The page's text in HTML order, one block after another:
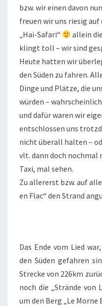
bzw. wir einen davon
freuen wir uns riesig
„Hai-Safari“
allein
klingt toll – wir sind
Heute hatten wir
den Süden zu fahren.
Dinge und Plätze, die
würden –
und dafür waren wir
entschlossen uns
nicht überall halten –
vlt. dann doch nochmal
Taxi, mal sehen.
Zu allererst bzw. auf
en Flac“ den Strand
Das Ende vom Lied
den Süden gefahren
Strecke von 226km
noch die „Strände von
um den Berg „Le